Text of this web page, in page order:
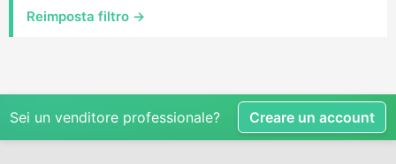
Reimposta filtro →
Sei un venditore professionale? Creare un account